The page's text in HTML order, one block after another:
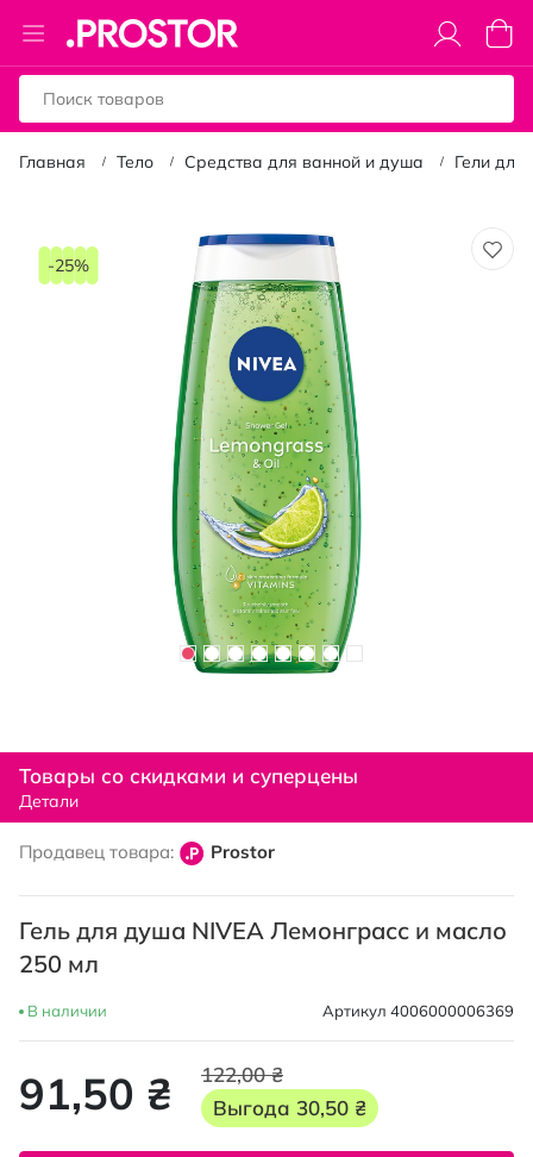
Toggle
Nav
Моя
Главная Тело Средства для ванной и душа Гели
перейти
-25%
к
началу
галереи
Товары со скидками и суперцены
Детали
Продавец товара: Prostor
Гель для душа NIVEA Лемонграсс и масло
250 мл
В наличии Артикул 4006000006369
91,50 ₴
122,00 ₴
Выгода 30,50 ₴